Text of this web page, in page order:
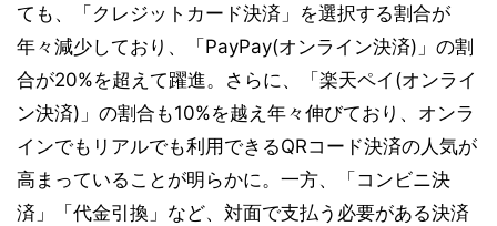
ても、「クレジットカード決済」を選択する割合が
年々減少しており、「PayPay(オンライン決済)」の割
合が20%を超えて躍進。さらに、「楽天ペイ(オンライ
ン決済)」の割合も10%を越え年々伸びており、オンラ
インでもリアルでも利用できるQRコード決済の人気が
高まっていることが明らかに。一方、「コンビニ決
済」「代金引換」など、対面で支払う必要がある決済